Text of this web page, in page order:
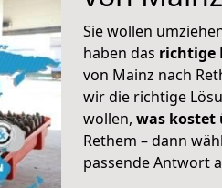
Sie wollen
haben das richtige
von Mainz nach
wir die richtige
wollen, was kostet
Rethem – dann
passende Antwort